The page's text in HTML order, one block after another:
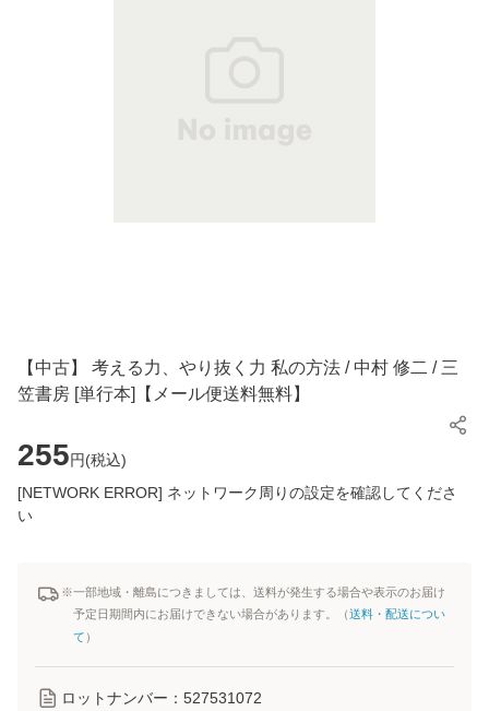
【中古】 考える力、やり抜く力 私の方法 / 中村 修二 / 三
笠書房 [単行本]【メール便送料無料】
255円(税込)
[NETWORK ERROR] ネットワーク周りの設定を確認してくださ
い
※一部地域・離島につきましては、送料が発生する場合や表示のお届け
予定日期間内にお届けできない場合があります。（送料・配送につい
て ）
ロットナンバー： 527531072